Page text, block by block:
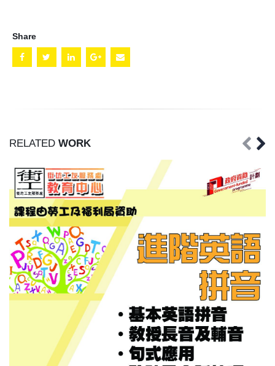
Share
RELATED WORK